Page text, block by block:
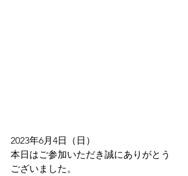
2023年6月4日（日）
本日はご参加いただき誠にありがとう
ございました。